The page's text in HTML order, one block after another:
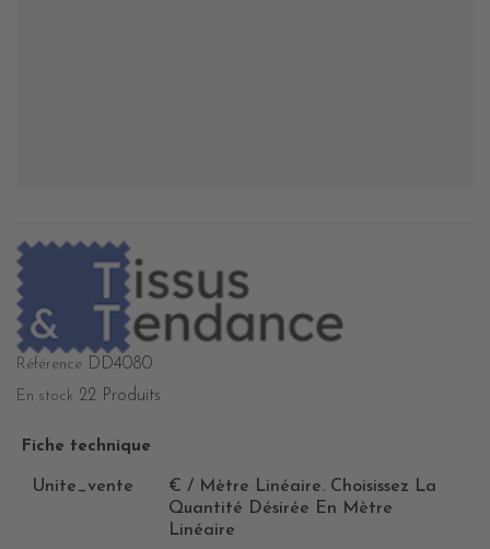
Référence DD4080
En stock 22 Produits
Fiche technique
Unite_vente
€ / Mètre Linéaire. Choisissez La
Quantité Désirée En Mètre
Linéaire